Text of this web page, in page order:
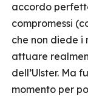
accordo
compromessi
che non diede i
attuare
dell’Ulster. Ma
momento per